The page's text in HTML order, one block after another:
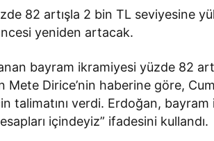
82 artışla 2 bin TL seviyesine
yeniden artacak.
bayram ikramiyesi yüzde 82
Mete Dirice’nin haberine göre,
talimatını verdi. Erdoğan, bayram
içindeyiz” ifadesini kullandı.